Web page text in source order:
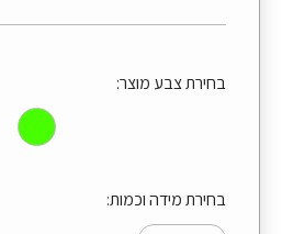
בחירת צבע מוצר:
בחירת מידה וכמות: